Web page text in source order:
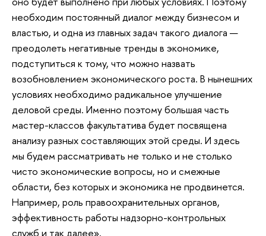
необходим постоянный диалог между бизнесом и
властью, и одна из главных задач такого диалога —
преодолеть негативные тренды в экономике,
подступиться к тому, что можно назвать
возобновлением экономического роста. В нынешних
условиях необходимо радикальное улучшение
деловой среды. Именно поэтому большая часть
мастер-классов факультатива будет посвящена
анализу разных составляющих этой среды. И здесь
мы будем рассматривать не только и не столько
чисто экономические вопросы, но и смежные
области, без которых и экономика не продвинется.
Например, роль правоохранительных органов,
эффективность работы надзорно-контрольных
служб и так далее».